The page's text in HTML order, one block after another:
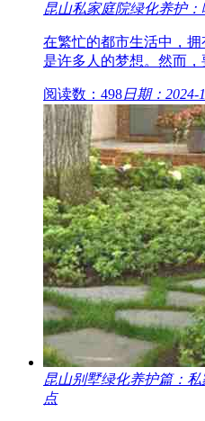
昆山私家庭院绿化养护
在繁忙的都市生活中，
是许多人的梦想。然而，
阅读数：498日期：2024-
昆山别墅绿化养护篇：
点